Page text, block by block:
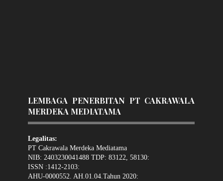
LEMBAGA PENERBITAN PT CAKRAWALA
MERDEKA MEDIATAMA
Legalitas:
PT Cakrawala Merdeka Mediatama
NIB: 2403230041488 TDP: 83122, 58130:
ISSN :1412-2103:
AHU-0000552. AH.01.04.Tahun 2020: